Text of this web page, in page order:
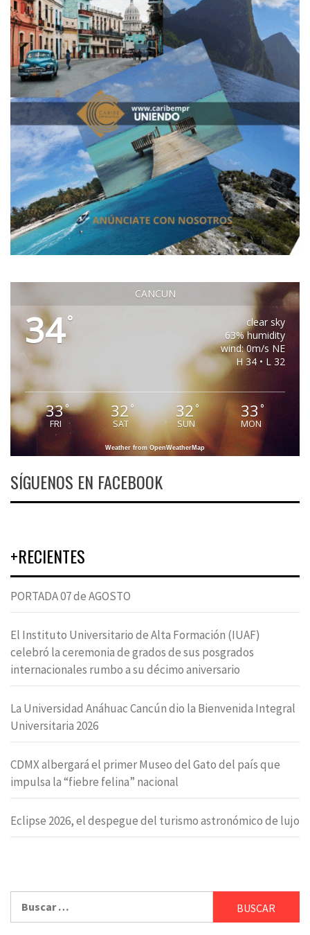
CANCUN
34°
clear sky
63% humidity
wind: 0m/s NE
H 34 • L 32
33°
FRI
32°
SAT
32°
SUN
33°
MON
Weather from OpenWeatherMap
SÍGUENOS EN FACEBOOK
+RECIENTES
PORTADA 07 de AGOSTO
El Instituto Universitario de Alta Formación (IUAF)
celebró la ceremonia de grados de sus posgrados
internacionales rumbo a su décimo aniversario
La Universidad Anáhuac Cancún dio la Bienvenida Integral
Universitaria 2026
CDMX albergará el primer Museo del Gato del país que
impulsa la “fiebre felina” nacional
Eclipse 2026, el despegue del turismo astronómico de lujo